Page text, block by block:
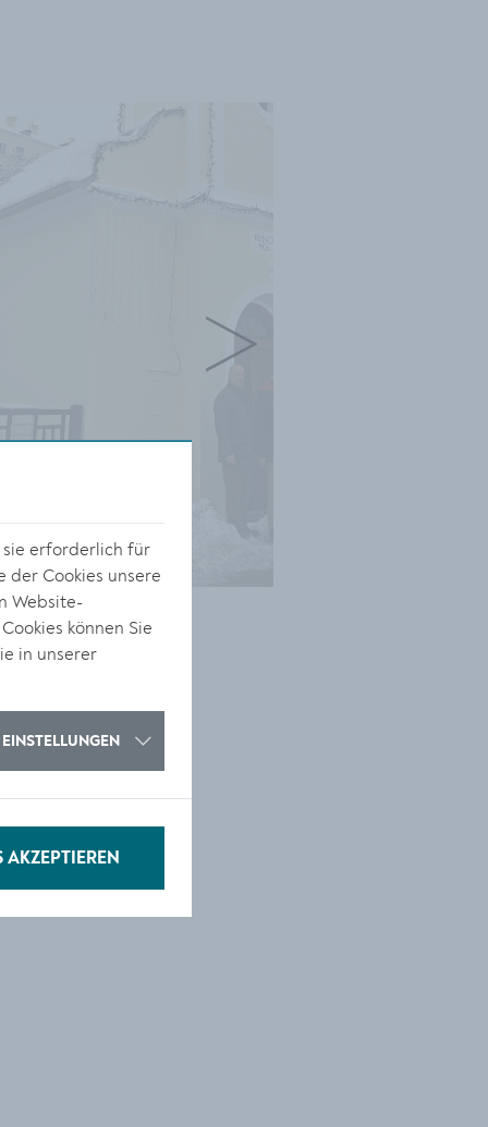
sie erforderlich für
Cookies unsere
Website-
können Sie
in unserer
EINSTELLUNGEN
AKZEPTIEREN